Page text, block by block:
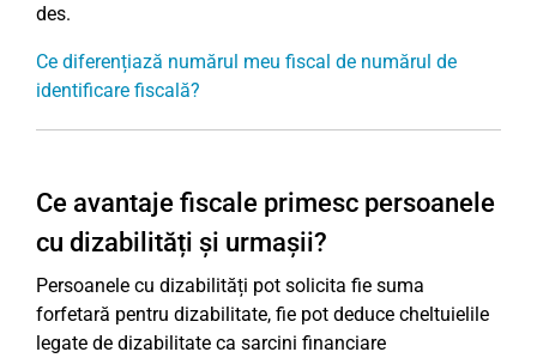
des.
Ce diferențiază numărul meu fiscal de numărul de
identificare fiscală?
Ce avantaje fiscale primesc persoanele
cu dizabilități și urmașii?
Persoanele cu dizabilități pot solicita fie suma
forfetară pentru dizabilitate, fie pot deduce cheltuielile
legate de dizabilitate ca sarcini financiare